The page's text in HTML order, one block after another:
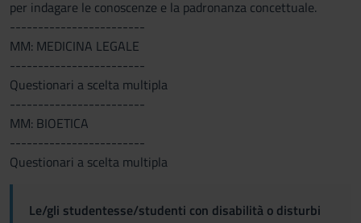
per indagare le conoscenze e la padronanza concettuale.
------------------------
MM: MEDICINA LEGALE
------------------------
Questionari a scelta multipla
------------------------
MM: BIOETICA
------------------------
Questionari a scelta multipla
Le/gli studentesse/studenti con disabilità o disturbi